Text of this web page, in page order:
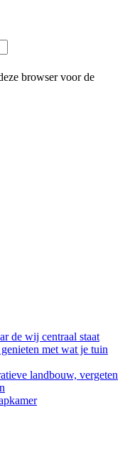
browser voor de
de wij centraal staat
met wat je tuin
landbouw, vergeten